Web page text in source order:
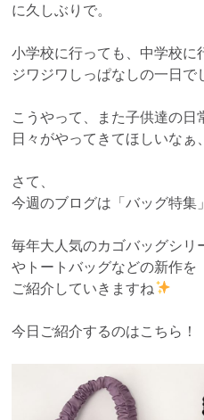
に久しぶりで。
小学校に行っても、中学校に
ジワジワしっぱなしの一日で
こうやって、また子供達の日
日々がやってきてほしいなぁ
さて、
今週のブログは「バッグ特集」
毎年大人気のカゴバッグシリ
やトートバッグなどの新作を
ご紹介していきますね
今日ご紹介するのはこちら！